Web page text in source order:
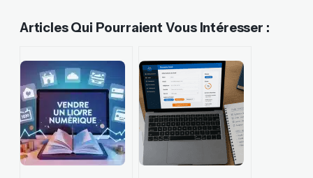
Articles Qui Pourraient Vous Intéresser :